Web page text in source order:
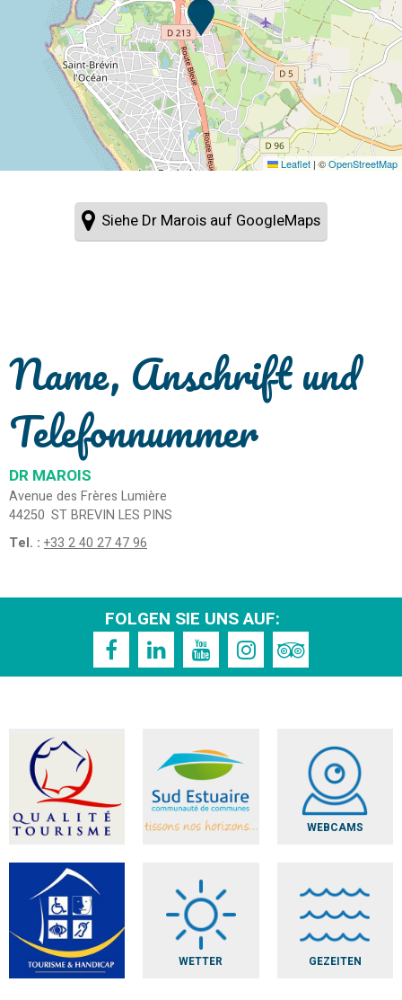
Leaflet |©OpenStreetMap
Siehe Dr Marois auf GoogleMaps
Name, Anschrift und
Telefonnummer
DR MAROIS
Avenue des Frères Lumière
44250 ST BREVIN LES PINS
Tel. : +33 2 40 27 47 96
FOLGEN SIE UNS AUF:
WEBCAMS
WETTER GEZEITEN